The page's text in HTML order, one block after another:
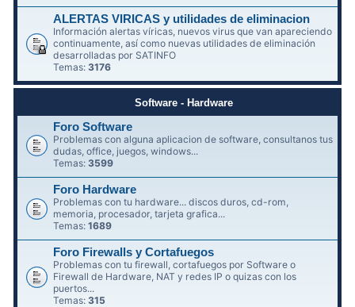
ALERTAS VIRICAS y utilidades de eliminacion
Información alertas víricas, nuevos virus que van apareciendo
continuamente, así como nuevas utilidades de eliminación
desarrolladas por SATINFO
Temas:3176
Software - Hardware
Foro Software
Problemas con alguna aplicacion de software, consultanos tus
dudas, office, juegos, windows...
Temas: 3599
Foro Hardware
Problemas con tu hardware... discos duros, cd-rom,
memoria, procesador, tarjeta grafica...
Temas:1689
Foro Firewalls y Cortafuegos
Problemas con tu firewall, cortafuegos por Software o
Firewall de Hardware, NAT y redes IP o quizas con los
puertos...
Temas:315